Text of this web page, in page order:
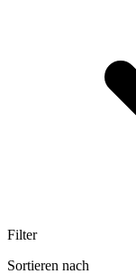
Filter
Sortieren nach